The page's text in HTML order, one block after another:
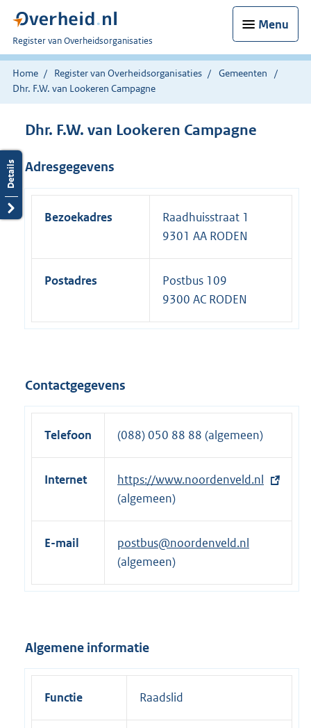
Menu
U
bent
nu
hier:
Register van Overheidsorganisaties
Home Register van Overheidsorganisaties
Gemeenten
Dhr. F.W. van Lookeren Campagne
Dhr. F.W. van Lookeren Campagne
Adresgegevens
Bezoekadres
Raadhuisstraat 1
9301 AA RODEN
Postadres
Postbus 109
9300 AC RODEN
Contactgegevens
Telefoon (088) 050 88 88 (algemeen)
Internet
E
x
t
r
e
n
k
https://www.noordenveld.nl
(algemeen)
E-mail
postbus@noordenveld.nl
(algemeen)
Algemene informatie
Functie Raadslid